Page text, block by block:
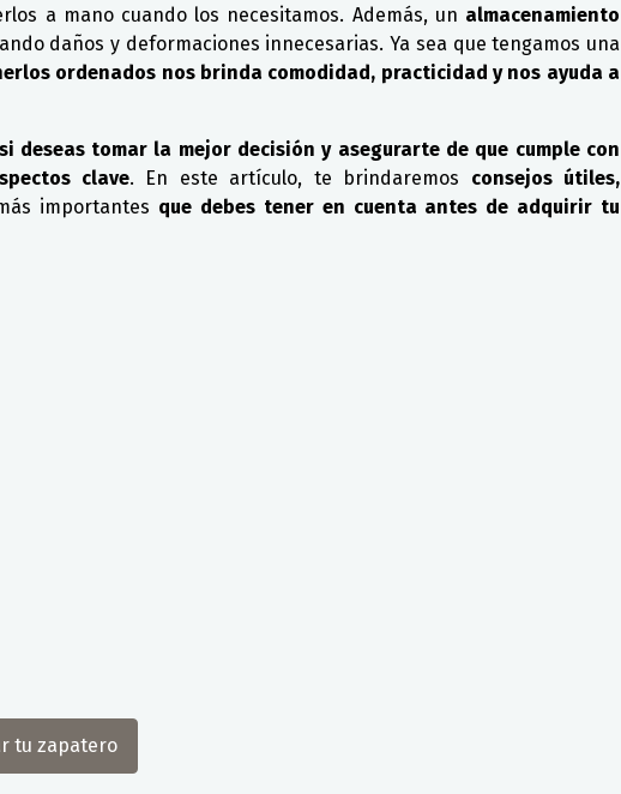
a mano cuando los necesitamos. Además, un almacenamiento
daños y deformaciones innecesarias. Ya sea que tengamos una
ordenados nos brinda comodidad, practicidad y nos ayuda a
deseas tomar la mejor decisión y asegurarte de que cumple con
clave. En este artículo, te brindaremos consejos útiles,
importantes que debes tener en cuenta antes de adquirir tu
tu zapatero